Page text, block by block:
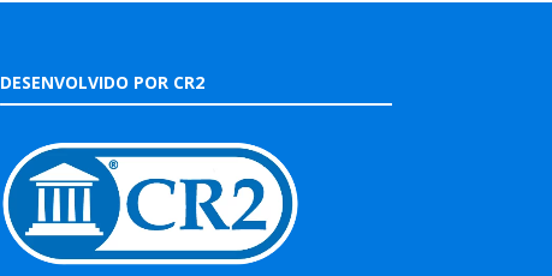
DESENVOLVIDO POR CR2